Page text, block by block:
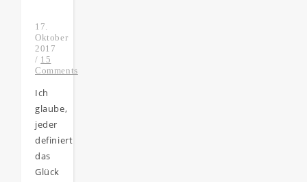
17.
Oktober
2017
/ 15
Comments
Ich
glaube,
jeder
definiert
das
Glück